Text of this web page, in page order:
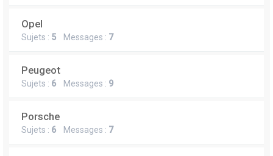
Opel
Sujets : 5 Messages : 7
Peugeot
Sujets : 6 Messages : 9
Porsche
Sujets : 6 Messages : 7